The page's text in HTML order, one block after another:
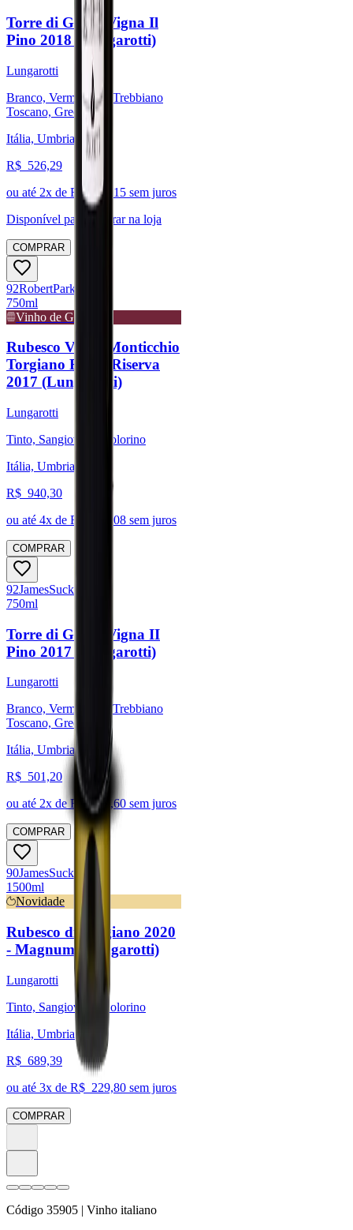
Torre di Giano Vigna Il
Pino 2018 (Lungarotti)
Lungarotti
Branco, Vermentino, Trebbiano
Toscano, Grechetto
Itália, Umbria
R$ 526,29
ou até 2x de R$ 263,15 sem juros
Disponível para:
Retirar na loja
COMPRAR
92RobertParker
750ml
Vinho de Guarda
Rubesco Vigna Monticchio
Torgiano Rosso Riserva
2017 (Lungarotti)
Lungarotti
Tinto, Sangiovese, Colorino
Itália, Umbria
R$ 940,30
ou até 4x de R$ 235,08 sem juros
COMPRAR
92JamesSuckling
750ml
Torre di Giano Vigna II
Pino 2017 (Lungarotti)
Lungarotti
Branco, Vermentino, Trebbiano
Toscano, Grechetto
Itália, Umbria
R$ 501,20
ou até 2x de R$ 250,60 sem juros
COMPRAR
90JamesSuckling
1500ml
Novidade
Rubesco di Torgiano 2020
- Magnum (Lungarotti)
Lungarotti
Tinto, Sangiovese, Colorino
Itália, Umbria
R$ 689,39
ou até 3x de R$ 229,80 sem juros
COMPRAR
Código 35905 | Vinho italiano